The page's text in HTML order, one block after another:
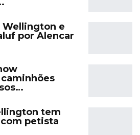
Wellington e
por Alencar
tem
petista